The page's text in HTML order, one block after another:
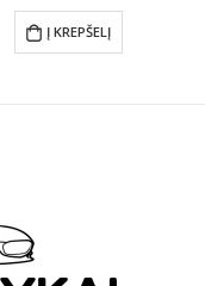
was:
€29.99.
Į KREPŠELĮ